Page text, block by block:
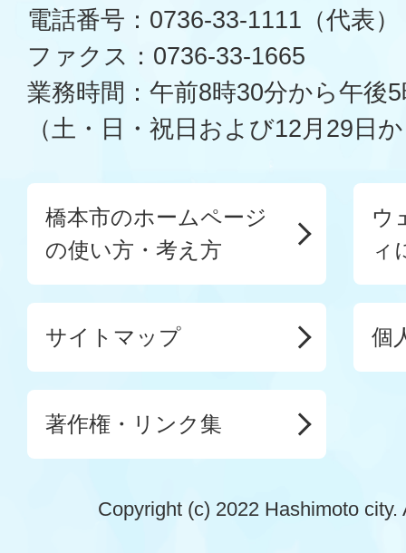
電話番号：0736-33-1111（代表）
ファクス：0736-33-1665
業務時間：午前8時30分から午後
（土・日・祝日および12月29日
橋本市のホームページ
の使い方・考え方
ウ
ィ
サイトマップ 個
著作権・リンク集
Copyright (c) 2022 Hashimoto